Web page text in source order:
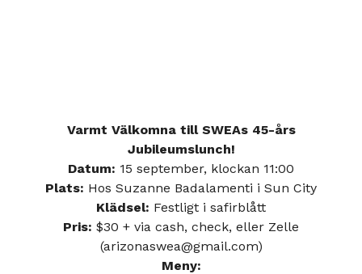
Varmt Välkomna till SWEAs 45-års
Jubileumslunch!
Datum: 15 september, klockan 11:00
Plats: Hos Suzanne Badalamenti i Sun City
Klädsel: Festligt i safirblått
Pris: $30 + via cash, check, eller Zelle
(arizonaswea@gmail.com)
Meny: